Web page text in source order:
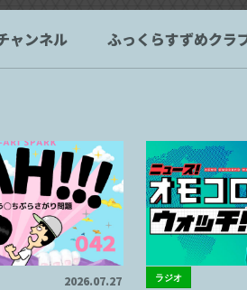
ャンネル ふっくらすずめクラ
2026.07.27 ラジオ